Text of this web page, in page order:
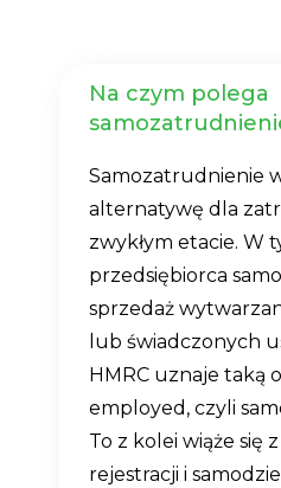
Na czym polega
Samozatrudnienie
alternatywę dla
zwykłym etacie. W
przedsiębiorca
sprzedaż
lub świadczonych
HMRC uznaje taką
employed, czyli
To z kolei wiąże się
rejestracji i